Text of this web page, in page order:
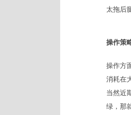
太拖后
操作策
操作方
消耗在
当然近
绿，那